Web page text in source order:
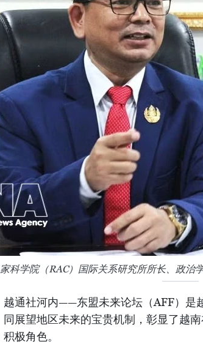
科学院（RAC）国际关系研究所所长、政治
越通社河内——东盟未来论坛（AFF）是
同展望地区未来的宝贵机制，彰显了越
积极角色。